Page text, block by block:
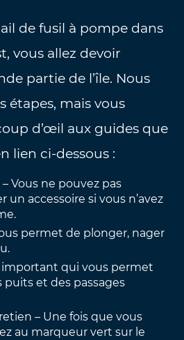
de fusil à pompe dans
vous allez devoir
partie de l’île. Nous
étapes, mais vous
d’œil aux guides que
lien ci-dessous :
Vous ne pouvez pas
un accessoire si vous n’avez
permet de plonger, nager
important qui vous permet
puits et des passages
– Une fois que vous
au marqueur vert sur le